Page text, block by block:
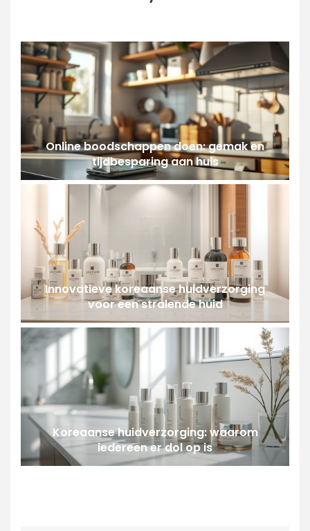
Online boodschappen doen: gemak en
tijdbesparing aan huis
Innovatieve koreaanse huidverzorging
voor een stralende huid
Koreaanse huidverzorging: waarom
iedereen er dol op is